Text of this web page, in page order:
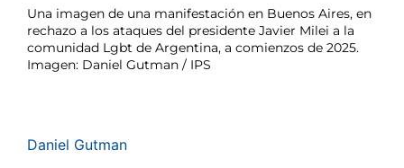
Una imagen de una manifestación en Buenos Aires, en
rechazo a los ataques del presidente Javier Milei a la
comunidad Lgbt de Argentina, a comienzos de 2025.
Imagen: Daniel Gutman / IPS
Daniel Gutman